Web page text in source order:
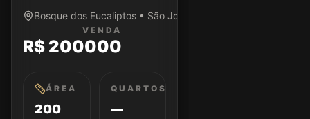
Bosque dos Eucaliptos • São José dos Campos/SP
VENDA
R$ 200000
ÁREA
200
QUARTOS
—